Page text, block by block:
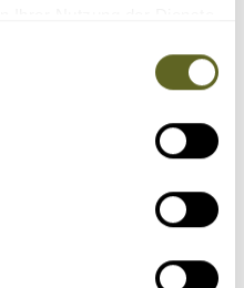
NORTHERN